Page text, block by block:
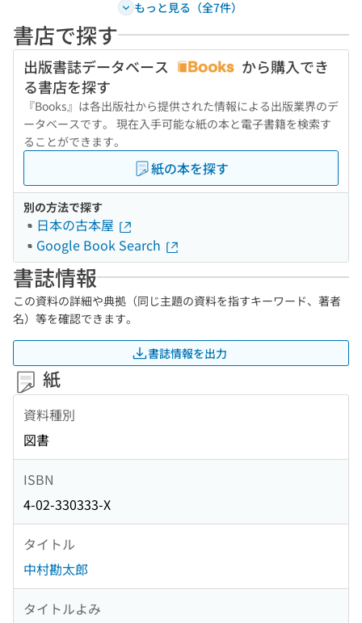
もっと見る（全7件）
書店で探す
出版書誌データベース
から購入でき
る書店を探す
『Books』は各出版社から提供された情報による出版業界のデ
ータベースです。 現在入手可能な紙の本と電子書籍を検索す
ることができます。
紙の本を探す
別の方法で探す
日本の古本屋
Google Book Search
書誌情報
この資料の詳細や典拠（同じ主題の資料を指すキーワード、著者
名）等を確認できます。
書誌情報を出力
紙
資料種別
図書
ISBN
4-02-330333-X
タイトル
中村勘太郎
タイトルよみ